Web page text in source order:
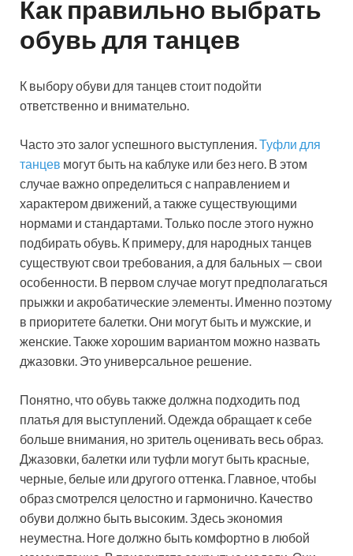
Как правильно выбрать
обувь для танцев
К выбору обуви для танцев стоит подойти
ответственно и внимательно.
Часто это залог успешного выступления.Туфли для
танцев могут быть на каблуке или без него. В этом
случае важно определиться с направлением и
характером движений, а также существующими
нормами и стандартами. Только после этого нужно
подбирать обувь. К примеру, для народных танцев
существуют свои требования, а для бальных — свои
особенности. В первом случае могут предполагаться
прыжки и акробатические элементы. Именно поэтому
в приоритете балетки. Они могут быть и мужские, и
женские. Также хорошим вариантом можно назвать
джазовки. Это универсальное решение.
Понятно, что обувь также должна подходить под
платья для выступлений. Одежда обращает к себе
больше внимания, но зритель оценивать весь образ.
Джазовки, балетки или туфли могут быть красные,
черные, белые или другого оттенка. Главное, чтобы
образ смотрелся целостно и гармонично. Качество
обуви должно быть высоким. Здесь экономия
неуместна. Ноге должно быть комфортно в любой